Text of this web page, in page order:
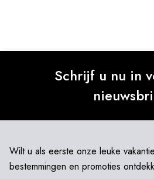
Schrijf u nu in
Wilt u als eerste onze leuke
bestemmingen en promoties